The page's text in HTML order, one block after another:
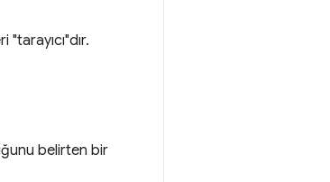
belirten bir